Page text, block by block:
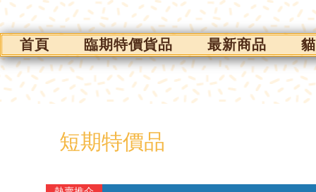
首頁 臨期特價貨品 最新商品
短期特價品